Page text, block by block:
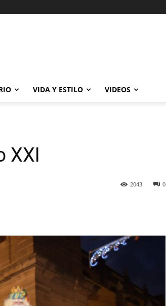
VIDA Y ESTILO VIDEOS
XXI
0
2043